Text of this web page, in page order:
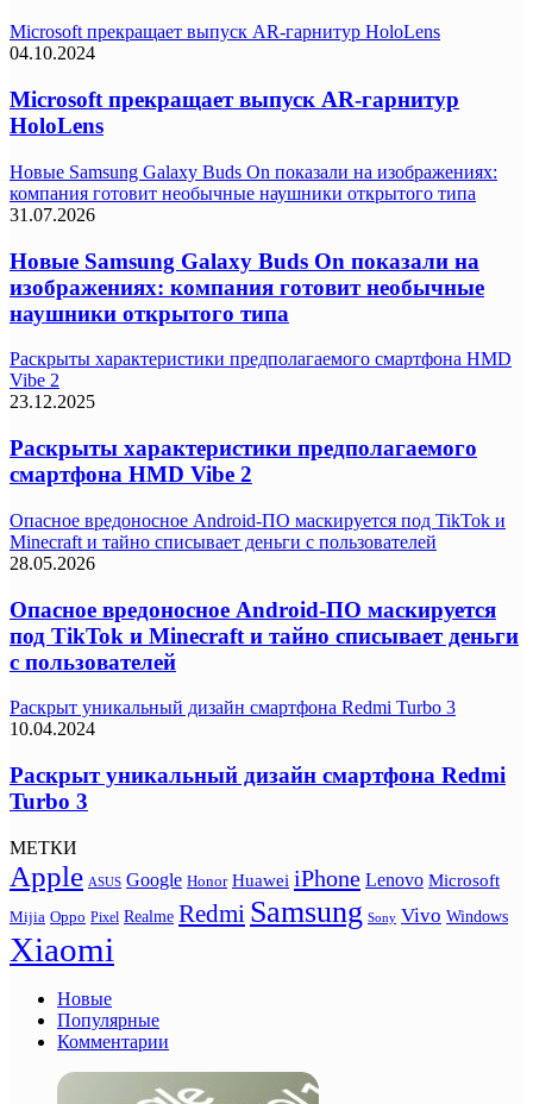
Microsoft прекращает выпуск AR-гарнитур HoloLens
04.10.2024
Microsoft прекращает выпуск AR-гарнитур
HoloLens
Новые Samsung Galaxy Buds On показали на изображениях:
компания готовит необычные наушники открытого типа
31.07.2026
Новые Samsung Galaxy Buds On показали на
изображениях: компания готовит необычные
наушники открытого типа
Раскрыты характеристики предполагаемого смартфона HMD
Vibe 2
23.12.2025
Раскрыты характеристики предполагаемого
смартфона HMD Vibe 2
Опасное вредоносное Android-ПО маскируется под TikTok и
Minecraft и тайно списывает деньги с пользователей
28.05.2026
Опасное вредоносное Android-ПО маскируется
под TikTok и Minecraft и тайно списывает деньги
с пользователей
Раскрыт уникальный дизайн смартфона Redmi Turbo 3
10.04.2024
Раскрыт уникальный дизайн смартфона Redmi
Turbo 3
МЕТКИ
Apple ASUS Google Honor Huawei iPhone Lenovo Microsoft
Mijia Oppo Pixel Realme Redmi Samsung Sony Vivo Windows
Xiaomi
Новые
Популярные
Комментарии